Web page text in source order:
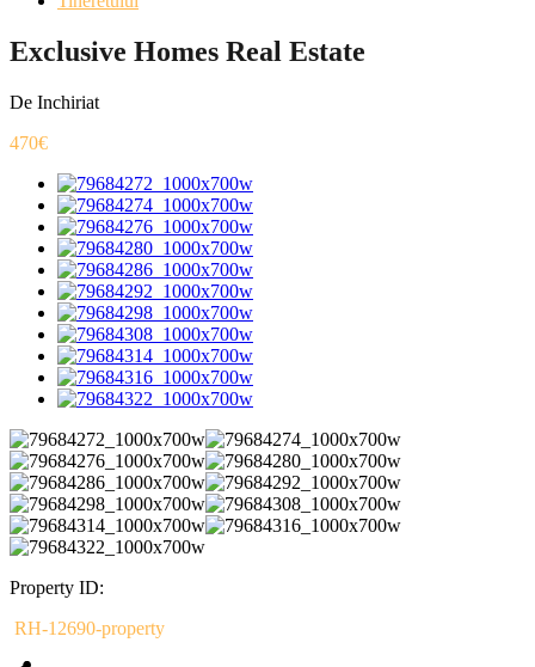
Exclusive Homes Real Estate
De Inchiriat
470€
Property ID:
RH-12690-property